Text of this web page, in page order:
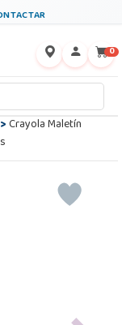
0
>Crayola Maletín